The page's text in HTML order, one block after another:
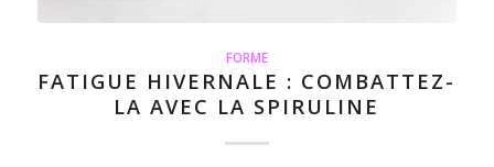
FORME
FATIGUE HIVERNALE : COMBATTEZ-
LA AVEC LA SPIRULINE